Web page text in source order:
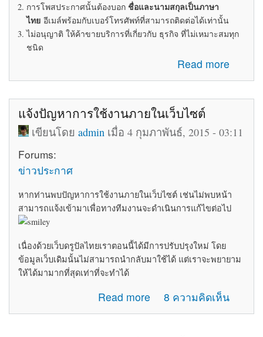
การโพสประกาศนั้นต้องบอก ชื่อและนามสกุลเป็นภาษา
ไทย อีเมล์พร้อมกับเบอร์โทรศัพท์ที่สามารถติดต่อได้เท่านั้น
ไม่อนุญาติ ให้ค้าขายบริการที่เกี่ยวกับ ธุรกิจ ที่ไม่เหมาะสมทุก
ชนิด
Read more
about ระเบียบข้อบังคับในการใช้ห้อง Marketplace
แจ้งปัญหาการใช้งานภายในเว็บไซต์
เขียนโดยadmin เมื่อ 4 กุมภาพันธ์, 2015 - 03:11
Forums:
ข่าวประกาศ
หากท่านพบปัญหาการใช้งานภายในเว็บไซต์ เช่นไม่พบหน้า
สามารถแจ้งเข้ามาเพื่อทางทีมงานจะดำเนินการแก้ไขต่อไป
เนื่องด้วยเว็บดรูปัลไทยเราตอนนี้ได้มีการปรับปรุงใหม่ โดย
ข้อมูลเว็บเดิมนั้นไม่สามารถนำกลับมาใช้ได้ แต่เราจะพยายาม
ให้ได้มามากที่สุดเท่าที่จะทำได้
Read more
about แจ้งปัญหาการใช้งานภายในเว็บไซต์8 ความคิดเห็น